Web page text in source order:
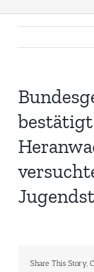
Share This Story,